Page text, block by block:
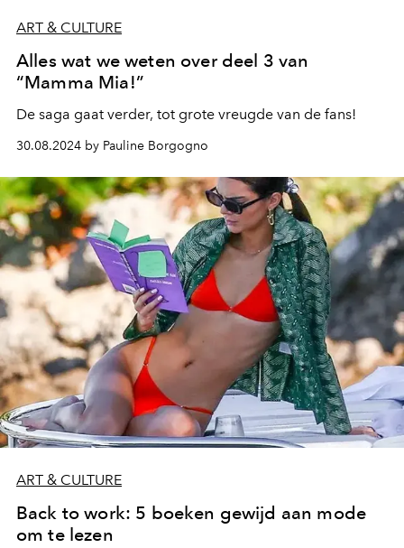
ART & CULTURE
Alles wat we weten over deel 3 van
“Mamma Mia!”
De saga gaat verder, tot grote vreugde van de fans!
30.08.2024 by Pauline Borgogno
ART & CULTURE
Back to work: 5 boeken gewijd aan mode
om te lezen